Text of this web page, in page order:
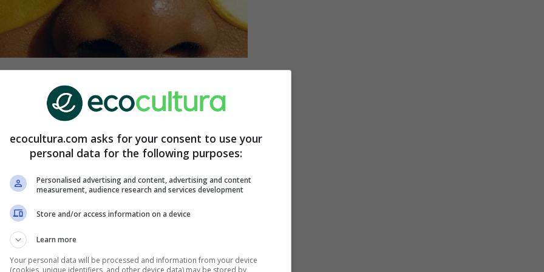
limita a llamar la atención de quien nos gusta,
tan fácil de obtener ni es una conclusión
y una persona madura, añora la calma y
el adecuado, sino que es el aliado de tu
una mirada
ecocultura.com asks for your consent to use your
personal data for the following purposes:
Personalised advertising and content, advertising and content
measurement, audience research and services development
Store and/or access information on a device
Learn more
Your personal data will be processed and information from your device
(cookies, unique identifiers, and other device data) may be stored by,